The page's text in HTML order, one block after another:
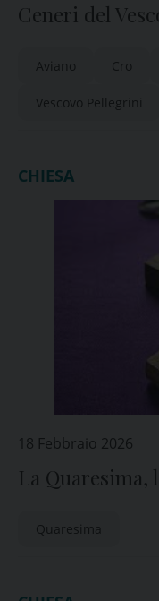
Ceneri del
Aviano Cro
Vescovo Pellegrini
CHIESA
18 Febbraio 2026
La
Quaresima